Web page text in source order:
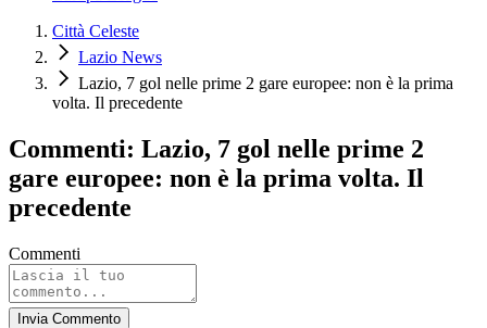
Città Celeste
Lazio News
Lazio, 7 gol nelle prime 2 gare europee: non è la prima
volta. Il precedente
Commenti: Lazio, 7 gol nelle prime 2
gare europee: non è la prima volta. Il
precedente
Commenti
Invia Commento